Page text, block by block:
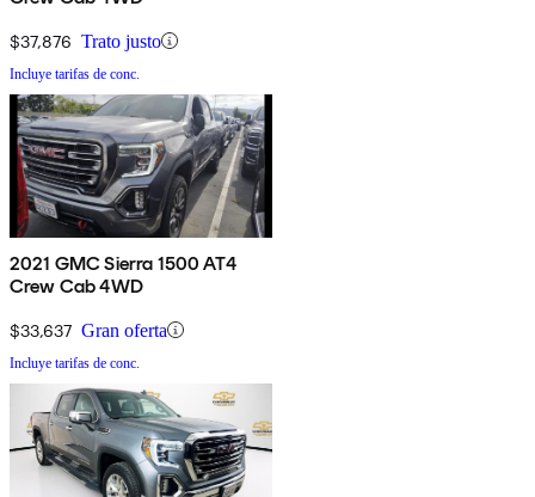
$37,876 Trato justo
Incluye tarifas de conc.
2021 GMC Sierra 1500 AT4
Crew Cab 4WD
$33,637 Gran oferta
Incluye tarifas de conc.